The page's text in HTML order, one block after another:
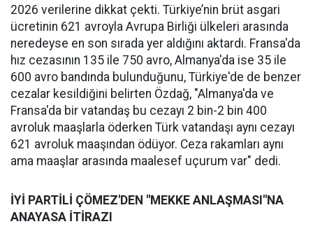
2026 verilerine dikkat çekti. Türkiye’nin brüt asgari
ücretinin 621 avroyla Avrupa Birliği ülkeleri arasında
neredeyse en son sırada yer aldığını aktardı. Fransa'da
hız cezasının 135 ile 750 avro, Almanya'da ise 35 ile
600 avro bandında bulunduğunu, Türkiye'de de benzer
cezalar kesildiğini belirten Özdağ, "Almanya'da ve
Fransa'da bir vatandaş bu cezayı 2 bin-2 bin 400
avroluk maaşlarla öderken Türk vatandaşı aynı cezayı
621 avroluk maaşından ödüyor. Ceza rakamları aynı
ama maaşlar arasında maalesef uçurum var" dedi.
İYİ PARTİLİ ÇÖMEZ'DEN "MEKKE ANLAŞMASI"NA
ANAYASA İTİRAZI